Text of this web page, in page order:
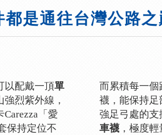
都是通往台灣公路之
以配戴一頂單
烈紫外線，
Carezza「愛
保持定位不
而累積每一
襪，能保持
強足弓處的支
車襪 ，極度